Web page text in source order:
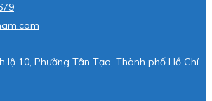
lộ 10, Phường Tân Tạo, Thành phố Hồ Chí